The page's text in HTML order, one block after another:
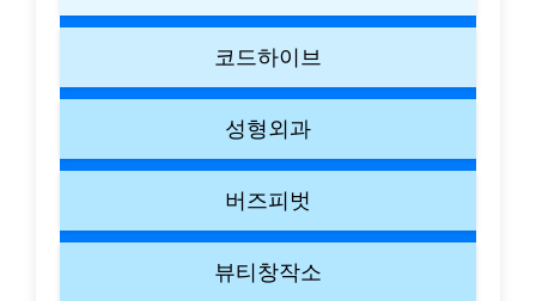
코드하이브
성형외과
버즈피벗
뷰티창작소